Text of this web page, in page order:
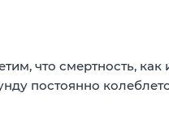
что смертность,
постоянно